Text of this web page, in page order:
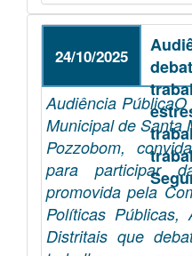
24/10/2025
Audiência
Municipal de Santa
Pozzobom,
para participar
promovida pela
Políticas Públicas,
Distritais que